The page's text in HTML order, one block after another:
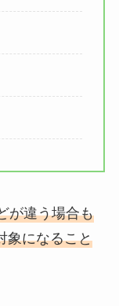
が違う場合も
象になること